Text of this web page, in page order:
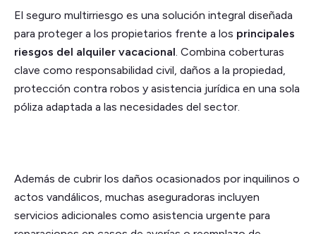
El seguro multirriesgo es una solución integral diseñada
para proteger a los propietarios frente a los principales
riesgos del alquiler vacacional. Combina coberturas
clave como responsabilidad civil, daños a la propiedad,
protección contra robos y asistencia jurídica en una sola
póliza adaptada a las necesidades del sector.
Además de cubrir los daños ocasionados por inquilinos o
actos vandálicos, muchas aseguradoras incluyen
servicios adicionales como asistencia urgente para